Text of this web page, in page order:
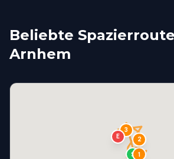
Beliebte
Arnhem
S 1
2
3
E